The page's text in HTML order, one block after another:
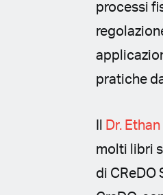
processi
pratiche
Dr.
molti libri
di CReDO